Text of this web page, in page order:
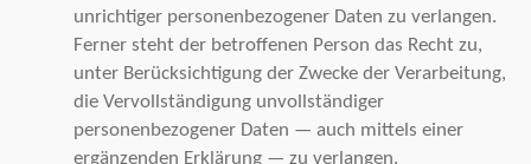
unrichtiger personenbezogener Daten zu verlangen.
Ferner steht der betroffenen Person das Recht zu,
unter Berücksichtigung der Zwecke der Verarbeitung,
die Vervollständigung unvollständiger
personenbezogener Daten — auch mittels einer
ergänzenden Erklärung — zu verlangen.